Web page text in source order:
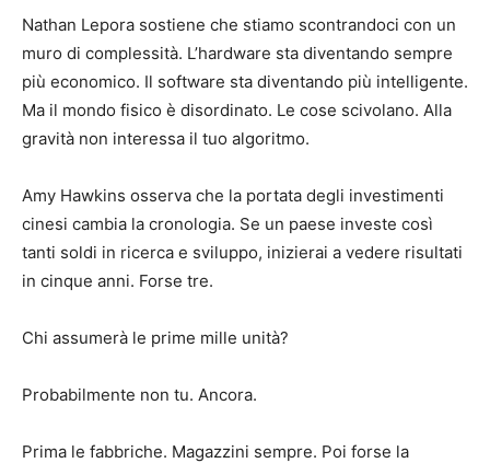
Nathan Lepora sostiene che stiamo scontrandoci con un
muro di complessità. L’hardware sta diventando sempre
più economico. Il software sta diventando più intelligente.
Ma il mondo fisico è disordinato. Le cose scivolano. Alla
gravità non interessa il tuo algoritmo.
Amy Hawkins osserva che la portata degli investimenti
cinesi cambia la cronologia. Se un paese investe così
tanti soldi in ricerca e sviluppo, inizierai a vedere risultati
in cinque anni. Forse tre.
Chi assumerà le prime mille unità?
Probabilmente non tu. Ancora.
Prima le fabbriche. Magazzini sempre. Poi forse la